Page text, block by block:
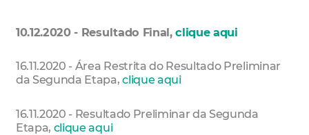
10.12.2020 - Resultado Final,clique aqui
16.11.2020 - Área Restrita do Resultado Preliminar
da Segunda Etapa,clique aqui
16.11.2020 - Resultado Preliminar da Segunda
Etapa, clique aqui